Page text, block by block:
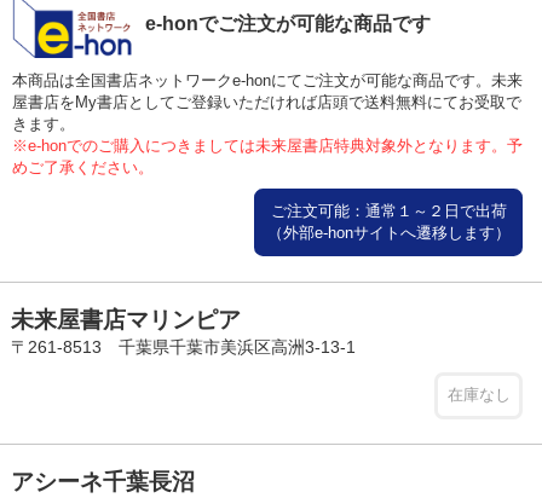
e-honでご注文が可能な商品です
本商品は全国書店ネットワークe-honにてご注文が可能な商品です。未来
屋書店をMy書店としてご登録いただければ店頭で送料無料にてお受取で
きます。
※e-honでのご購入につきましては未来屋書店特典対象外となります。予
めご了承ください。
ご注文可能：通常１～２日で出荷
（外部e-honサイトへ遷移します）
未来屋書店マリンピア
〒261-8513 千葉県千葉市美浜区高洲3-13-1
在庫なし
アシーネ千葉長沼